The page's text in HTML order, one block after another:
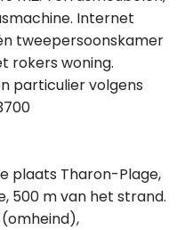
Internet
tweepersoonskamer
rokers woning.
particulier volgens
plaats Tharon-Plage,
500 m van het strand.